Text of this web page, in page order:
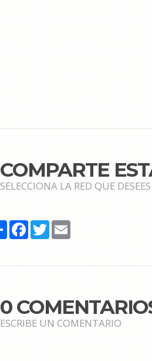
COMPARTE
SELECCIONA LA RED QUE DESEES
ShareFacebook
TwitterEmail
0
ESCRIBE UN COMENTARIO